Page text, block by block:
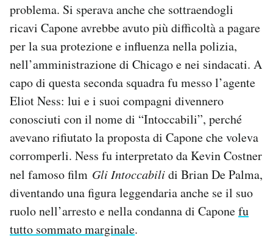
problema. Si sperava anche che sottraendogli
ricavi Capone avrebbe avuto più difficoltà a pagare
per la sua protezione e influenza nella polizia,
nell’amministrazione di Chicago e nei sindacati. A
capo di questa seconda squadra fu messo l’agente
Eliot Ness: lui e i suoi compagni divennero
conosciuti con il nome di “Intoccabili”, perché
avevano rifiutato la proposta di Capone che voleva
corromperli. Ness fu interpretato da Kevin Costner
nel famoso film Gli Intoccabilidi Brian De Palma,
diventando una figura leggendaria anche se il suo
ruolo nell’arresto e nella condanna di Caponefu
tutto sommato marginale.